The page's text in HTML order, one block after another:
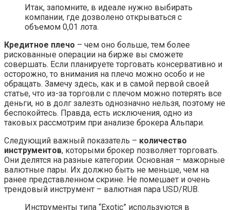
Итак, запомните, в идеале нужно выбирать
компании, где дозволено открываться с
объемом 0,01 лота.
Кредитное плечо – чем оно больше, тем более
рискованные операции на бирже вы сможете
совершать. Если планируете торговать консервативно и
осторожно, то внимания на плечо можно особо и не
обращать. Замечу здесь, как и в самой первой своей
статье, что из-за торговли с плечом можно потерять все
деньги, но в долг залезть однозначно нельзя, поэтому не
беспокойтесь. Правда, есть исключения, одно из
таковых рассмотрим при анализе брокера Альпари.
Следующий важный показатель – количество
инструментов, которыми брокер позволяет торговать.
Они делятся на разные категории. Основная – мажорные
валютные пары. Их должно быть не меньше, чем на
ранее представленном скрине. Не помешает и очень
трендовый инструмент – валютная пара USD/RUB.
Инструменты типа “Exotic” используются в